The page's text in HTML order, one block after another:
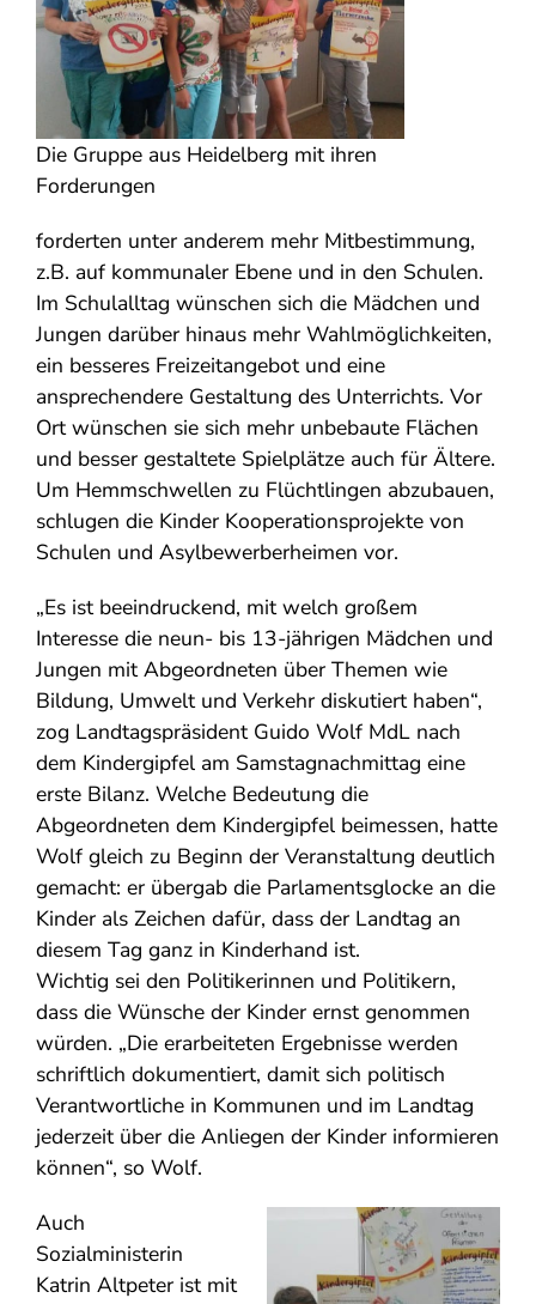
Die Gruppe aus Heidelberg mit ihren
Forderungen
forderten unter anderem mehr Mitbestimmung,
z.B. auf kommunaler Ebene und in den Schulen.
Im Schulalltag wünschen sich die Mädchen und
Jungen darüber hinaus mehr Wahlmöglichkeiten,
ein besseres Freizeitangebot und eine
ansprechendere Gestaltung des Unterrichts. Vor
Ort wünschen sie sich mehr unbebaute Flächen
und besser gestaltete Spielplätze auch für Ältere.
Um Hemmschwellen zu Flüchtlingen abzubauen,
schlugen die Kinder Kooperationsprojekte von
Schulen und Asylbewerberheimen vor.
„Es ist beeindruckend, mit welch großem
Interesse die neun- bis 13-jährigen Mädchen und
Jungen mit Abgeordneten über Themen wie
Bildung, Umwelt und Verkehr diskutiert haben“,
zog Landtagspräsident Guido Wolf MdL nach
dem Kindergipfel am Samstagnachmittag eine
erste Bilanz. Welche Bedeutung die
Abgeordneten dem Kindergipfel beimessen, hatte
Wolf gleich zu Beginn der Veranstaltung deutlich
gemacht: er übergab die Parlamentsglocke an die
Kinder als Zeichen dafür, dass der Landtag an
diesem Tag ganz in Kinderhand ist.
Wichtig sei den Politikerinnen und Politikern,
dass die Wünsche der Kinder ernst genommen
würden. „Die erarbeiteten Ergebnisse werden
schriftlich dokumentiert, damit sich politisch
Verantwortliche in Kommunen und im Landtag
jederzeit über die Anliegen der Kinder informieren
können“, so Wolf.
Auch
Sozialministerin
Katrin Altpeter ist mit